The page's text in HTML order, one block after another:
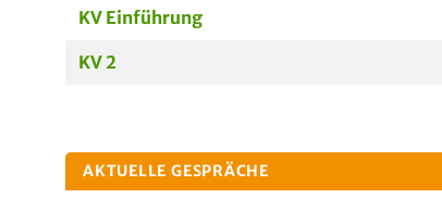
KV Einführung
KV 2
AKTUELLE GESPRÄCHE